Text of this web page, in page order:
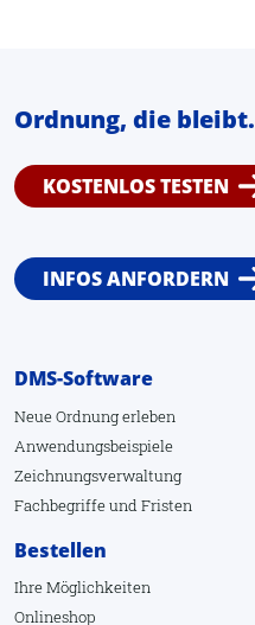
Ordnung, die bleibt.
KOSTENLOS TESTEN
INFOS ANFORDERN
DMS-Software
Neue Ordnung erleben
Anwendungsbeispiele
Zeichnungsverwaltung
Fachbegriffeund Fristen
Bestellen
Ihre Möglichkeiten
Onlineshop